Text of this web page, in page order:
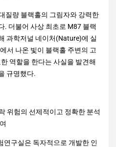
질량 블랙홀의 그림자와 강력한
. 더불어 사상 최초로 M87 블랙
과학저널 네이처(Nature)에 실
서 나온 빛이 블랙홀 주변의 고
역할을 한다는 사실을 발견해
규명했다.
위험의 선제적이고 정확한 분석
구실은 독자적으로 개발한 인